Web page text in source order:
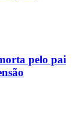
pelo pai